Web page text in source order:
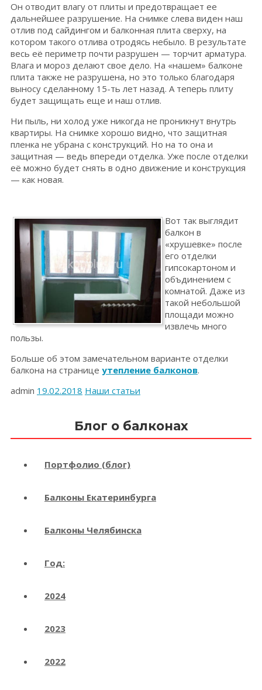
Он отводит влагу от плиты и предотвращает ее
дальнейшее разрушение. На снимке слева виден наш
отлив под сайдингом и балконная плита сверху, на
котором такого отлива отродясь небыло. В результате
весь её периметр почти разрушен — торчит арматура.
Влага и мороз делают свое дело. На «нашем» балконе
плита также не разрушена, но это только благодаря
выносу сделанному 15-ть лет назад. А теперь плиту
будет защищать еще и наш отлив.
Ни пыль, ни холод уже никогда не проникнут внутрь
квартиры. На снимке хорошо видно, что защитная
пленка не убрана с конструкций. Но на то она и
защитная — ведь впереди отделка. Уже после отделки
её можно будет снять в одно движение и конструкция
— как новая.
Вот так выглядит
балкон в
«хрушевке» после
его отделки
гипсокартоном и
объдинением с
комнатой. Даже из
такой небольшой
площади можно
извлечь много
пользы.
Больше об этом замечательном варианте отделки
балкона на странице утепление балконов.
admin 19.02.2018 Наши статьи
Блог о балконах
Портфолио (блог)
Балконы Екатеринбурга
Балконы Челябинска
Год:
2024
2023
2022